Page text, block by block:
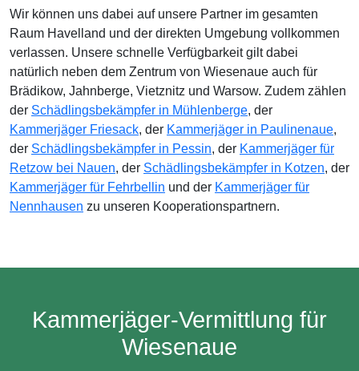
Wir können uns dabei auf unsere Partner im gesamten
Raum Havelland und der direkten Umgebung vollkommen
verlassen. Unsere schnelle Verfügbarkeit gilt dabei
natürlich neben dem Zentrum von Wiesenaue auch für
Brädikow, Jahnberge, Vietznitz und Warsow. Zudem zählen
der Schädlingsbekämpfer in Mühlenberge, der
Kammerjäger Friesack, der Kammerjäger in Paulinenaue,
der Schädlingsbekämpfer in Pessin, der Kammerjäger für
Retzow bei Nauen, der Schädlingsbekämpfer in Kotzen, der
Kammerjäger für Fehrbellin und der Kammerjäger für
Nennhausen zu unseren Kooperationspartnern.
Kammerjäger-Vermittlung für
Wiesenaue